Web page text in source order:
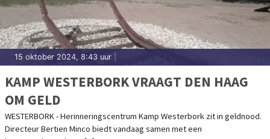
15 oktober 2024, 8:43 uur
KAMP WESTERBORK VRAAGT DEN HAAG
OM GELD
WESTERBORK - Herinneringscentrum Kamp Westerbork zit in geldnood.
Directeur Bertien Minco biedt vandaag samen met een